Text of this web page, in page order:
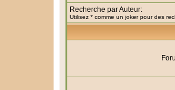
Recherche par Auteur:
Utilisez * comme un joker pour des